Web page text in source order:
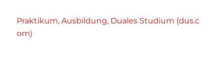
Praktikum, Ausbildung, Duales Studium (dus.c
om)